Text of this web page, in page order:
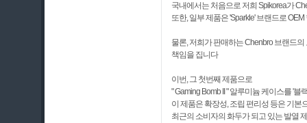
국내에서는 처음으로 저희 Spikorea가
또한, 일부 제품은 'Sparkle' 브랜드로
물론, 저희가 판매하는 Chenbro 브랜드
책임을 집니다
이번, 그 첫번째 제품으로
" Gaming Bomb II " 알루미늄 케이스를 '
이 제품은 확장성, 조립 편리성 등은 기본
최근의 소비자의 화두가 되고 있는 발열